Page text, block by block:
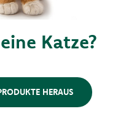
Katze?
HERAUS